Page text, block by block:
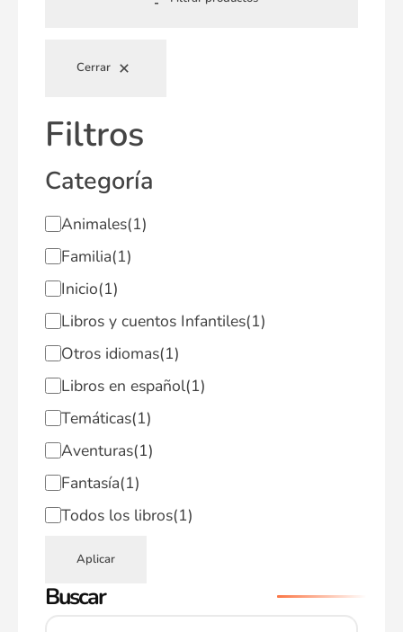
Cerrar
Filtros
Categoría
Animales(1)
Familia(1)
Inicio(1)
Libros y cuentos Infantiles(1)
Otros idiomas(1)
Libros en español(1)
Temáticas(1)
Aventuras(1)
Fantasía(1)
Todos los libros(1)
Aplicar
Buscar